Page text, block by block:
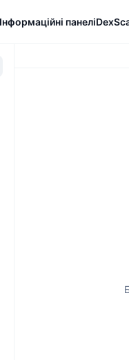
Інформаційні панелі